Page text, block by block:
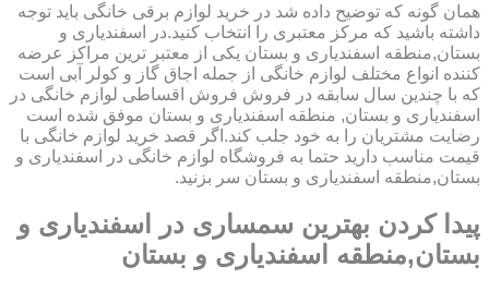
همان گونه که توضیح داده شد در خرید لوازم برقی خانگی باید توجه
داشته باشید که مرکز معتبری را انتخاب کنید.در اسفندیاری و
بستان,منطقه اسفندیاری و بستان یکی از معتبر ترین مراکز عرضه
کننده انواع مختلف لوازم خانگی از جمله اجاق گاز و کولر آبی است
که با چندین سال سابقه در فروش فروش اقساطی لوازم خانگی در
اسفندیاری و بستان, منطقه اسفندیاری و بستان موفق شده است
رضایت مشتریان را به خود جلب کند.اگر قصد خرید لوازم خانگی با
قیمت مناسب دارید حتما به فروشگاه لوازم خانگی در اسفندیاری و
بستان,منطقه اسفندیاری و بستان سر بزنید.
پیدا کردن بهترین سمساری در اسفندیاری و
بستان,منطقه اسفندیاری و بستان